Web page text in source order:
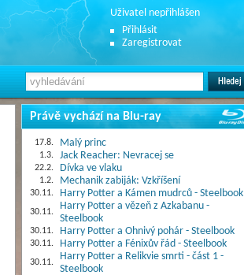
Uživatel nepřihlášen
Přihlásit
Zaregistrovat
Právě vychází na Blu-ray
17.8. Malý princ
1.3. Jack Reacher: Nevracej se
22.2. Dívka ve vlaku
1.2. Mechanik zabiják: Vzkříšení
30.11. Harry Potter a Kámen mudrců - Steelbook
30.11.
Harry Potter a vězeň z Azkabanu -
Steelbook
30.11. Harry Potter a Ohnivý pohár - Steelbook
30.11. Harry Potter a Fénixův řád - Steelbook
30.11.
Harry Potter a Relikvie smrti - část 1 -
Steelbook